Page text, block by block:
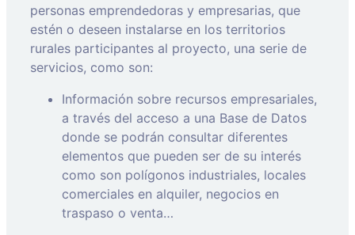
personas emprendedoras y empresarias, que
estén o deseen instalarse en los territorios
rurales participantes al proyecto, una serie de
servicios, como son:
Información sobre recursos empresariales,
a través del acceso a una Base de Datos
donde se podrán consultar diferentes
elementos que pueden ser de su interés
como son polígonos industriales, locales
comerciales en alquiler, negocios en
traspaso o venta…